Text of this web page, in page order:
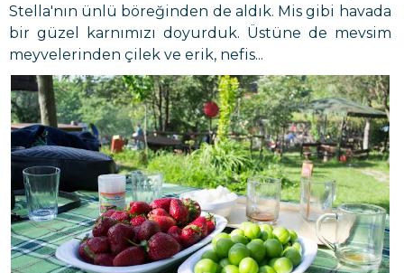
Stella'nın ünlü böreğinden de aldık. Mis gibi havada
bir güzel karnımızı doyurduk. Üstüne de mevsim
meyvelerinden çilek ve erik, nefis...